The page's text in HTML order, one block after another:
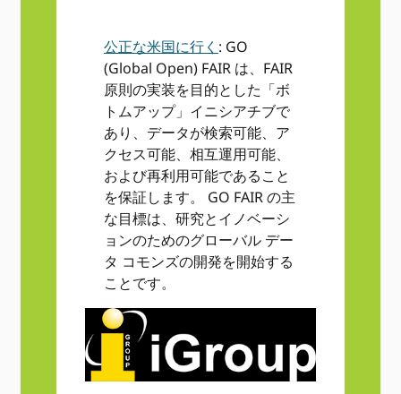
公正な米国に行く : GO
(Global Open) FAIR は、FAIR
原則の実装を目的とした「ボ
トムアップ」イニシアチブで
あり、データが検索可能、ア
クセス可能、相互運用可能、
および再利用可能であること
を保証します。 GO FAIR の主
な目標は、研究とイノベーシ
ョンのためのグローバル デー
タ コモンズの開発を開始する
ことです。